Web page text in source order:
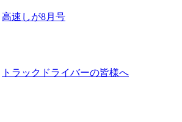
高速しが8月号
トラックドライバーの皆様へ